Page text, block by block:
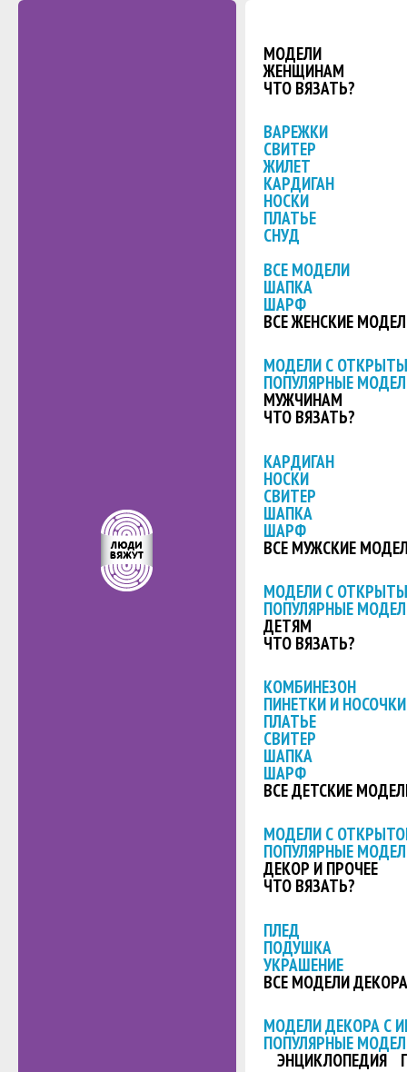
МОДЕЛИ
ЖЕНЩИНАМ
ЧТО ВЯЗАТЬ?
ВАРЕЖКИ
СВИТЕР
ЖИЛЕТ
КАРДИГАН
НОСКИ
ПЛАТЬЕ
СНУД
ВСЕ МОДЕЛИ
ШАПКА
ШАРФ
ВСЕ ЖЕНСКИЕ
МОДЕЛИ С
ПОПУЛЯРНЫЕ
МУЖЧИНАМ
ЧТО ВЯЗАТЬ?
КАРДИГАН
НОСКИ
СВИТЕР
ШАПКА
ШАРФ
ВСЕ МУЖСКИЕ
МОДЕЛИ С
ПОПУЛЯРНЫЕ
ДЕТЯМ
ЧТО ВЯЗАТЬ?
КОМБИНЕЗОН
ПИНЕТКИ И НОСОЧКИ
ПЛАТЬЕ
СВИТЕР
ШАПКА
ШАРФ
ВСЕ ДЕТСКИЕ
МОДЕЛИ С
ПОПУЛЯРНЫЕ
ДЕКОР И ПРОЧЕЕ
ЧТО ВЯЗАТЬ?
ПЛЕД
ПОДУШКА
УКРАШЕНИЕ
ВСЕ МОДЕЛИ ДЕКОРА
МОДЕЛИ ДЕКОРА С
ПОПУЛЯРНЫЕ
ЭНЦИКЛОПЕДИЯ